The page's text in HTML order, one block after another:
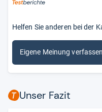
Helfen Sie anderen bei der
Eigene Meinung verfassen
Unser Fazit